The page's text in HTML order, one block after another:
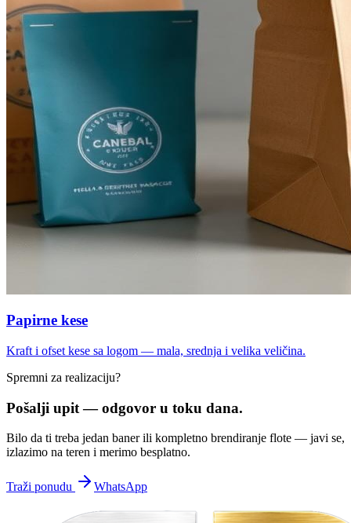
Papirne kese
Kraft i ofset kese sa logom — mala, srednja i velika veličina.
Spremni za realizaciju?
Pošalji upit —odgovor u toku dana.
Bilo da ti treba jedan baner ili kompletno brendiranje flote — javi se,
izlazimo na teren i merimo besplatno.
Traži ponudu WhatsApp